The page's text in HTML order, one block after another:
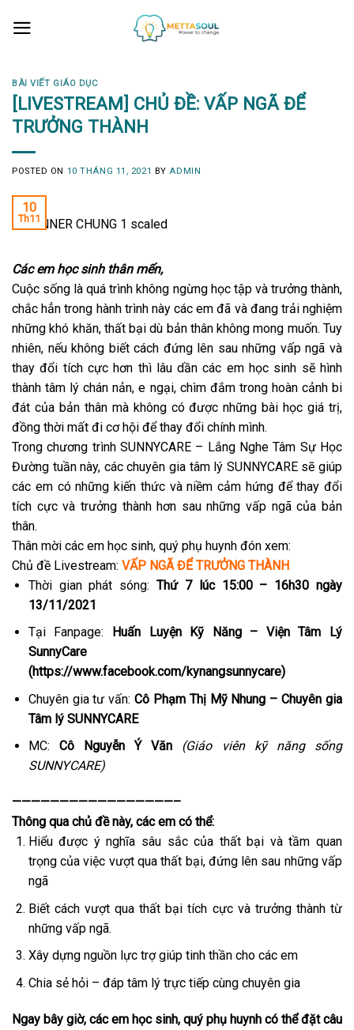
BÀI VIẾT GIÁO DỤC
[LIVESTREAM] CHỦ ĐỀ: VẤP NGÃ ĐỂ
TRƯỞNG THÀNH
POSTED ON 10 THÁNG 11, 2021 BY ADMIN
10
Th11
Các em học sinh thân mến,
Cuộc sống là quá trình không ngừng học tập và trưởng thành,
chắc hẳn trong hành trình này các em đã và đang trải nghiệm
những khó khăn, thất bại dù bản thân không mong muốn. Tuy
nhiên, nếu không biết cách đứng lên sau những vấp ngã và
thay đổi tích cực hơn thì lâu dần các em học sinh sẽ hình
thành tâm lý chán nản, e ngại, chìm đắm trong hoàn cảnh bi
đát của bản thân mà không có được những bài học giá trị,
đồng thời mất đi cơ hội để thay đổi chính mình.
Trong chương trình SUNNYCARE – Lắng Nghe Tâm Sự Học
Đường tuần này, các chuyên gia tâm lý SUNNYCARE sẽ giúp
các em có những kiến thức và niềm cảm hứng để thay đổi
tích cực và trưởng thành hơn sau những vấp ngã của bản
thân.
Thân mời các em học sinh, quý phụ huynh đón xem:
Chủ đề Livestream: VẤP NGÃ ĐỂ TRƯỞNG THÀNH
Thời gian phát sóng:Thứ 7 lúc 15:00 – 16h30 ngày
13/11/2021
Tại Fanpage:
Huấn Luyện Kỹ Năng – Viện Tâm Lý
SunnyCare
(https://www.facebook.com/kynangsunnycare)
Chuyên gia tư vấn: Cô Phạm Thị Mỹ Nhung – Chuyêngia
Tâm lý SUNNYCARE
MC: Cô Nguyễn Ý Văn (Giáo viên kỹ năng sống
SUNNYCARE)
—————————————————–
Thông qua chủ đề này, các em có thể:
Hiểu được ý nghĩa sâu sắc của thất bại và tầm quan
trọng của việc vượt qua thất bại, đứng lên sau những vấp
ngã
Biết cách vượt qua thất bại tích cực và trưởng thành từ
những vấp ngã.
Xây dựng nguồn lực trợ giúp tinh thần cho các em
Chia sẻ hỏi – đáp tâm lý trực tiếp cùng chuyên gia
Ngay bây giờ, các em học sinh, quý phụ huynh có thể đặt câu